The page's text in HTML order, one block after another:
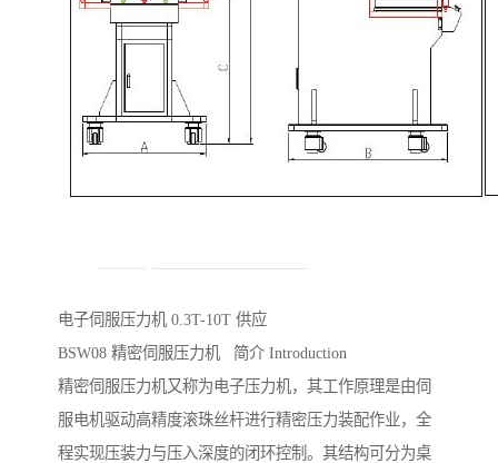
电子伺服压力机 0.3T-10T 供应
BSW08 精密伺服压力机 简介 Introduction
精密伺服压力机又称为电子压力机，其工作原理是由伺
服电机驱动高精度滚珠丝杆进行精密压力装配作业，全
程实现压装力与压入深度的闭环控制。其结构可分为桌